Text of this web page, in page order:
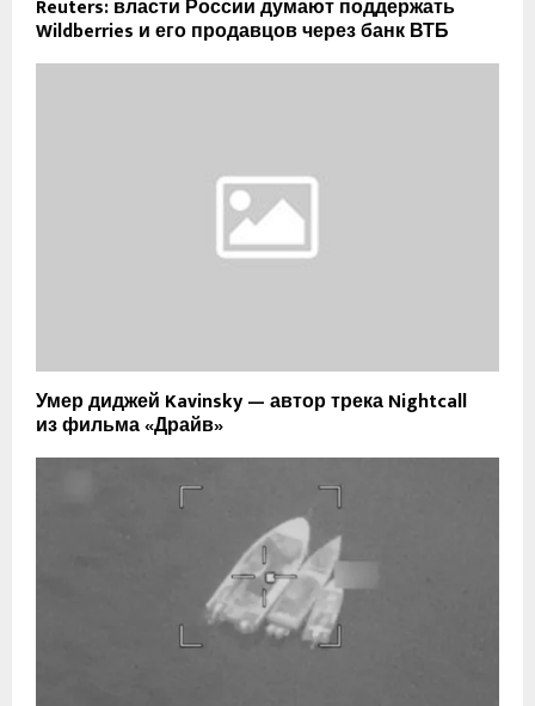
Reuters: власти России думают поддержать
Wildberries и его продавцов через банк ВТБ
Умер диджей Kavinsky — автор трека Nightcall
из фильма «Драйв»